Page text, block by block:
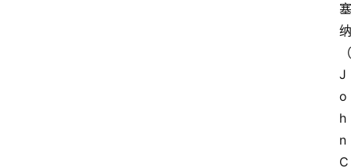
塞
纳
（
J
o
h
n
C